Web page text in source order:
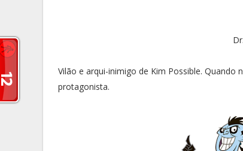
Vilão e arqui-inimigo de Kim Possible.
protagonista.